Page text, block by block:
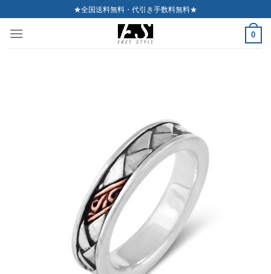
to
content
★全国送料無料・代引き手数料無料★
0